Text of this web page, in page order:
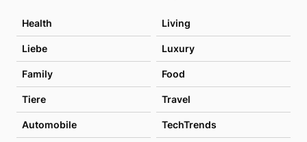
Health Living
Liebe Luxury
Family Food
Tiere Travel
Automobile TechTrends